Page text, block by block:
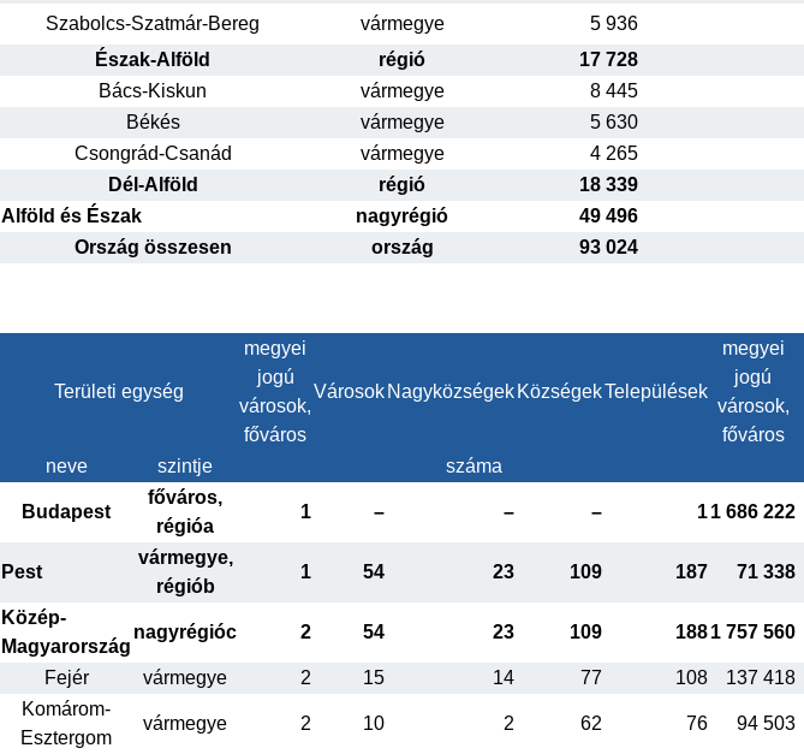
Szabolcs-Szatmár-Bereg vármegye 5 936
Észak-Alföld
régió 17 728
Bács-Kiskun
vármegye 8 445
Békés
vármegye 5 630
Csongrád-Csanád
vármegye 4 265
Dél-Alföld
régió 18 339
Alföld és Észak
nagyrégió 49 496
Ország összesen
ország 93 024
Területi egység
megyei
jogú
városok,
főváros
Városok Nagyközségek KözségekTelepülések
megyei
jogú
városok,
főváros
neve szintje száma
Budapest
főváros,
régióa
1 – – – 11 686 222
Pest
vármegye,
régiób
1 54 23 109 187 71 338
Közép-
Magyarország
nagyrégióc 2 54 23 109 1881 757 560
Fejér vármegye 2 15 14 77 108 137 418
Komárom-
Esztergom
vármegye 2 10 2 62 76 94 503